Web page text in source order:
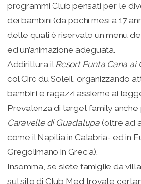
programmi Club pensati per le
dei bambini (da pochi mesi a 17
delle quali è riservato un menu
ed un’animazione adeguata.
Addirittura il Resort Punta Cana ai
col Circ du Soleil, organizzando
bambini e ragazzi assieme ai
Prevalenza di target family anche
Caravelle di Guadalupa (oltre ad
come il Napitia in Calabria- ed in
Gregolimano in Grecia).
Insomma, se siete famiglie da
sul sito di Club Med trovate